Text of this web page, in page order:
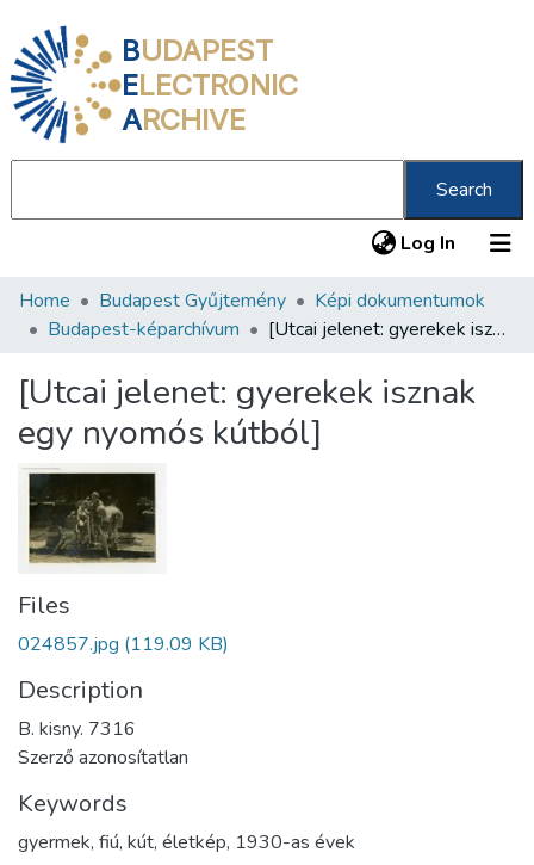
BUDAPEST
ELECTRONIC
ARCHIVE
Search
Log In (current)
Communities & Collections
Statistics
About us
Home Budapest Gyűjtemény
Képi dokumentumok
Budapest-képarchívum
[Utcai jelenet: gyerekek isznak egy nyomós kútból]
[Utcai jelenet: gyerekek isznak
egy nyomós kútból]
Files
024857.jpg (119.09 KB)
Description
B. kisny. 7316
Szerző azonosítatlan
Keywords
gyermek, fiú, kút, életkép, 1930-as évek